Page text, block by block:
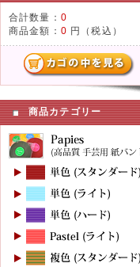
合計数量： 0
商品金額： 0 円（税込）
商品カテゴリー